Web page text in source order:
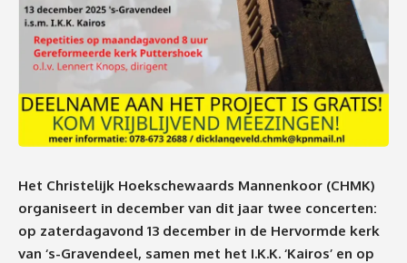
Het Christelijk Hoekschewaards Mannenkoor (CHMK)
organiseert in december van dit jaar twee concerten:
op zaterdagavond 13 december in de Hervormde kerk
van ‘s-Gravendeel, samen met het I.K.K. ‘Kairos’ en op